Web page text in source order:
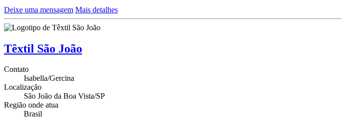
Deixe uma mensagem Mais detalhes
Têxtil São João
Contato
Isabella/Gercina
Localização
São João da Boa Vista/SP
Região onde atua
Brasil